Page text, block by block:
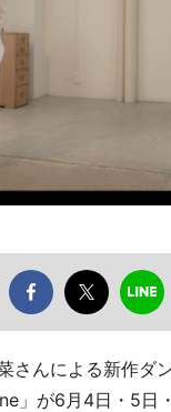
さんによる新作ダ
」が6月4日・5日